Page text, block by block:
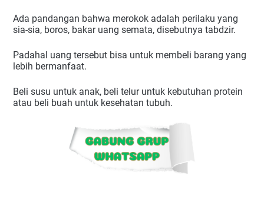
Ada pandangan bahwa merokok adalah perilaku yang
sia-sia, boros, bakar uang semata, disebutnya tabdzir.
Padahal uang tersebut bisa untuk membeli barang yang
lebih bermanfaat.
Beli susu untuk anak, beli telur untuk kebutuhan protein
atau beli buah untuk kesehatan tubuh.